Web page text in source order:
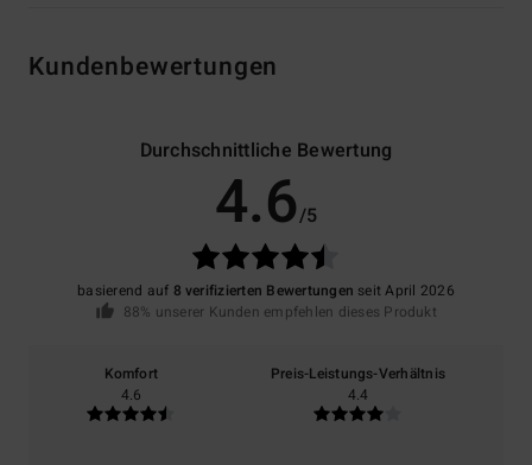
Kundenbewertungen
Durchschnittliche Bewertung
4.6/5
basierend auf 8 verifizierten Bewertungen seit April 2026
88% unserer Kunden empfehlen dieses Produkt
Komfort
4.6
Preis-Leistungs-Verhältnis
4.4